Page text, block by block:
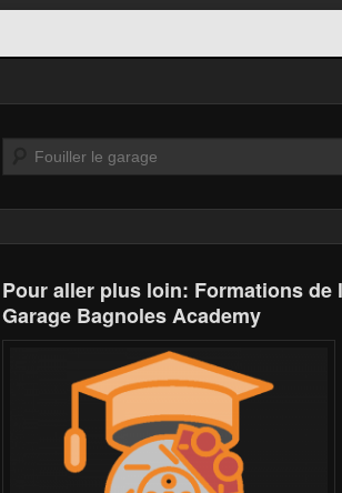
Recherche
Pour aller plus loin: Formations de
Garage Bagnoles Academy